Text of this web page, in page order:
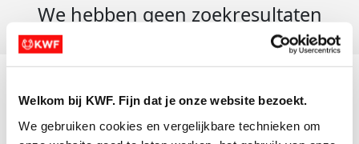
Welkom bij KWF. Fijn dat je onze website bezoekt.
We gebruiken cookies en vergelijkbare technieken om
We hebben geen zoekresultaten
Actiematerialen
Evenementen